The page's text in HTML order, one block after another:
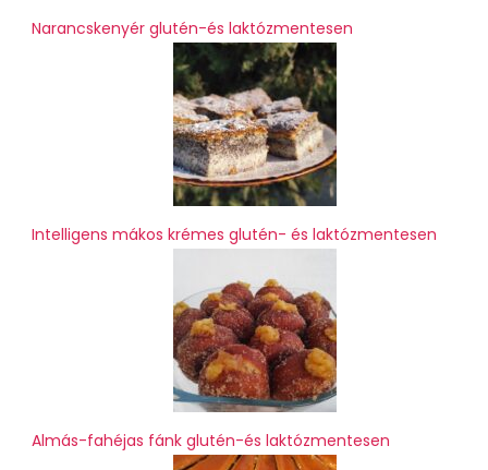
Narancskenyér glutén-és laktózmentesen
Intelligens mákos krémes glutén- és laktózmentesen
Almás-fahéjas fánk glutén-és laktózmentesen